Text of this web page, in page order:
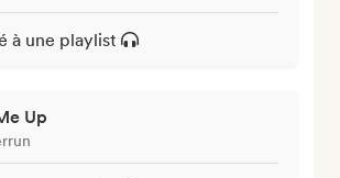
à une playlist
Up